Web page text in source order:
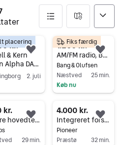
resultater
kr.
& Kern
Alpha DAP
high-
afspiller
2. juli
placering
Føj til favoritter.
1.200 kr.
AM/FM radio, Bang & Olufsen
Bang & Olufsen
Næstved
25 min.
Køb nu
Fiks færdig
Føj
kr.
andre hovedtelefoner, Philips
29 min.
Føj til favoritter.
4.000 kr.
Integreret forstærker A-701R
Pioneer
Præstø
32 min.
Føj